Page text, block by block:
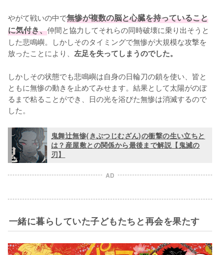
やがて戦いの中で無惨が複数の脳と心臓を持っていること
に気付き、仲間と協力してそれらの同時破壊に乗り出そうと
した悲鳴嶼。しかしそのタイミングで無惨が大規模な攻撃を
放ったことにより、 左足を失ってしまうのでした。
しかしその状態でも悲鳴嶼は自身の日輪刀の鎖を使い、皆と
ともに無惨の動きを止めてみせます。結果として太陽がのぼ
るまで粘ることができ、日の光を浴びた無惨は消滅するので
した。
鬼舞辻無惨(きぶつじむざん)の衝撃の生い立ちと
は？産屋敷との関係から最後まで解説【鬼滅の
刃】
AD
一緒に暮らしていた子どもたちと再会を果たす